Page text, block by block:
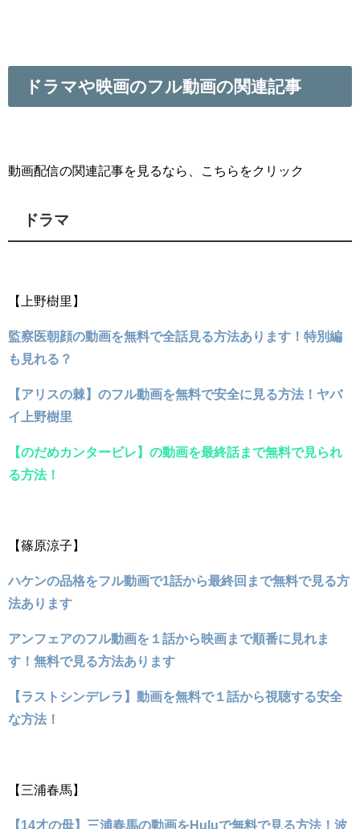
ドラマや映画のフル動画の関連記事
動画配信の関連記事を見るなら、こちらをクリック
ドラマ
【上野樹里】
監察医朝顔の動画を無料で全話見る方法あります！特別編
も見れる？
【アリスの棘】のフル動画を無料で安全に見る方法！ヤバ
イ上野樹里
【のだめカンタービレ】の動画を最終話まで無料で見られ
る方法！
【篠原涼子】
ハケンの品格をフル動画で1話から最終回まで無料で見る方
法あります
アンフェアのフル動画を１話から映画まで順番に見れま
す！無料で見る方法あります
【ラストシンデレラ】動画を無料で１話から視聴する安全
な方法！
【三浦春馬】
【14才の母】三浦春馬の動画をHuluで無料で見る方法！波